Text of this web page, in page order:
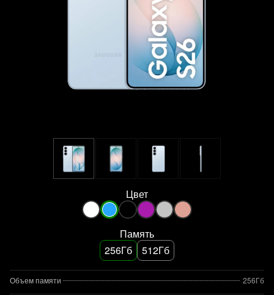
Цвет
Память
256Гб
512Гб
Объем памяти 256Гб